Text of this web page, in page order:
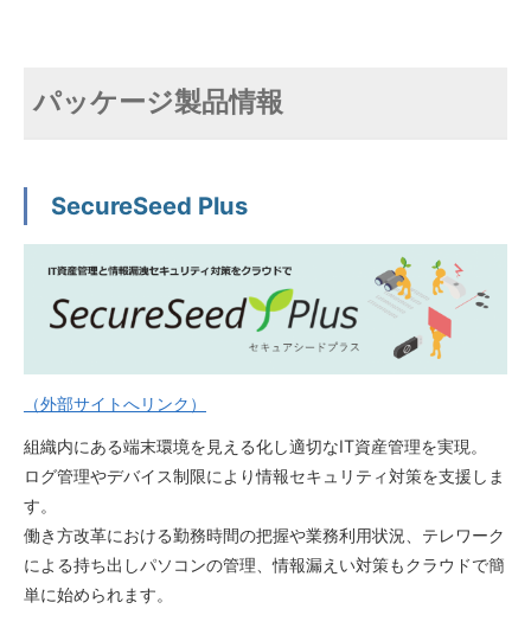
パッケージ製品情報
SecureSeed Plus
（外部サイトへリンク）
組織内にある端末環境を見える化し適切なIT資産管理を実現。
ログ管理やデバイス制限により情報セキュリティ対策を支援しま
す。
働き方改革における勤務時間の把握や業務利用状況、テレワーク
による持ち出しパソコンの管理、情報漏えい対策もクラウドで簡
単に始められます。